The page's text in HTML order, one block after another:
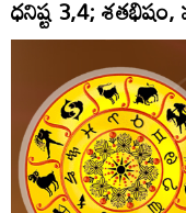
ధనిష్ట 3,4;